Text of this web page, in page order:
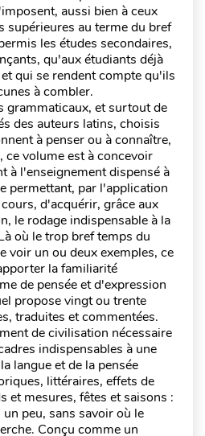
aussi bien à ceux
supérieures au terme du bref
les études secondaires,
qu'aux étudiants déjà
qui se rendent compte qu'ils
à combler.
grammaticaux, et surtout de
des auteurs latins, choisis
à penser ou à connaître,
volume est à concevoir
à l'enseignement dispensé à
permettant, par l'application
d'acquérir, grâce aux
le rodage indispensable à la
où le trop bref temps du
voir un ou deux exemples, ce
la familiarité
de pensée et d'expression
propose vingt ou trente
traduites et commentées.
de civilisation nécessaire
indispensables à une
langue et de la pensée
littéraires, effets de
et mesures, fêtes et saisons :
peu, sans savoir où le
Conçu comme un